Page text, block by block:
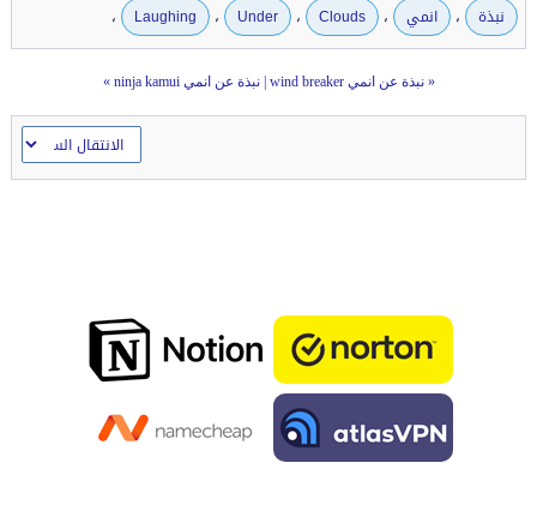
نبذة
، انمي ، Laughing ، Under ، Clouds ،
«نبذة عن انمي wind breaker |نبذة عن انمي ninja kamui »